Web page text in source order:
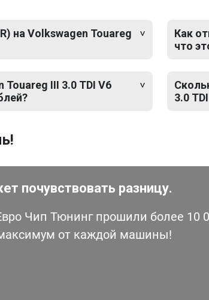
на Volkswagen Touareg
III 3.0 TDI V6
Как
что
3.0
почувствовать разницу.
Чип Тюнинг прошили более 10
от каждой машины!